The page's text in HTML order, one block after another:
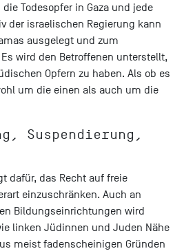
Todesopfer in Gaza und jede
der israelischen Regierung kann
ausgelegt und zum
wird den Betroffenen unterstellt,
Opfern zu haben. Als ob es
um die einen als auch um die
Suspendierung,
dafür, das Recht auf freie
einzuschränken. Auch an
Bildungseinrichtungen wird
linken Jüdinnen und Juden Nähe
meist fadenscheinigen Gründen